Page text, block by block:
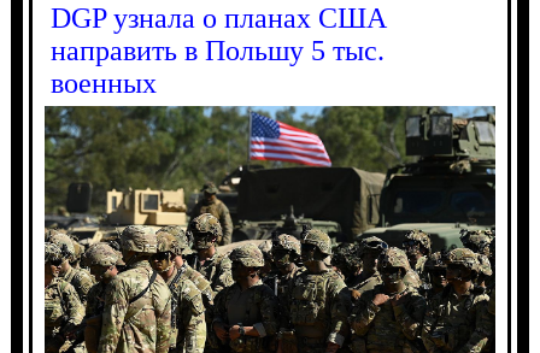
DGP узнала о планах США
направить в Польшу 5 тыс.
военных